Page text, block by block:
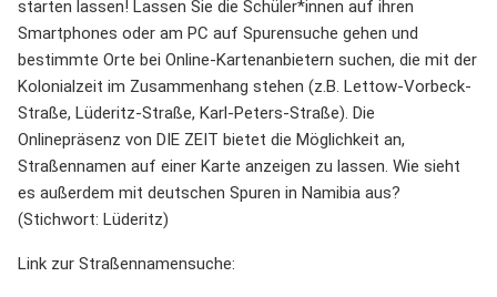
starten lassen! Lassen Sie die Schüler*innen auf ihren
Smartphones oder am PC auf Spurensuche gehen und
bestimmte Orte bei Online-Kartenanbietern suchen, die mit der
Kolonialzeit im Zusammenhang stehen (z.B. Lettow-Vorbeck-
Straße, Lüderitz-Straße, Karl-Peters-Straße). Die
Onlinepräsenz von DIE ZEIT bietet die Möglichkeit an,
Straßennamen auf einer Karte anzeigen zu lassen. Wie sieht
es außerdem mit deutschen Spuren in Namibia aus?
(Stichwort: Lüderitz)
Link zur Straßennamensuche: